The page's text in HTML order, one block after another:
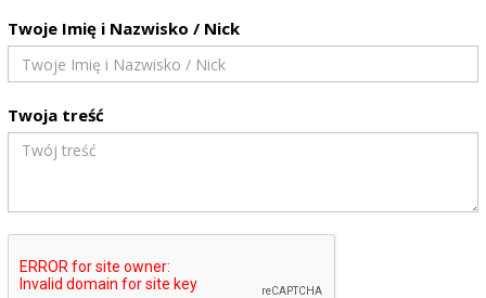
Twoje Imię i Nazwisko / Nick
Twoja treść